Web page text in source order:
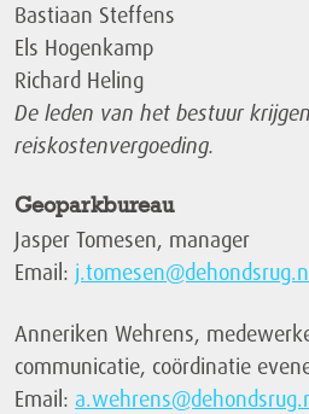
Bastiaan Steffens
Els Hogenkamp
Richard Heling
De leden van het bestuur
reiskostenvergoeding.
Geoparkbureau
Jasper Tomesen, manager
Email: j.tomesen@dehondsrug.nl
Anneriken Wehrens,
communicatie, coördinatie
Email: